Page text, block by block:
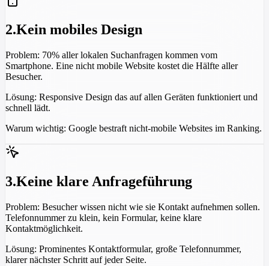
2.Kein mobiles Design
Problem: 70% aller lokalen Suchanfragen kommen vom
Smartphone. Eine nicht mobile Website kostet die Hälfte aller
Besucher.
Lösung: Responsive Design das auf allen Geräten funktioniert und
schnell lädt.
Warum wichtig: Google bestraft nicht-mobile Websites im Ranking.
3.Keine klare Anfrageführung
Problem: Besucher wissen nicht wie sie Kontakt aufnehmen sollen.
Telefonnummer zu klein, kein Formular, keine klare
Kontaktmöglichkeit.
Lösung: Prominentes Kontaktformular, große Telefonnummer,
klarer nächster Schritt auf jeder Seite.